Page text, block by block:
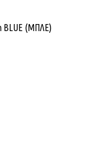
BLUE (ΜΠΛΕ)